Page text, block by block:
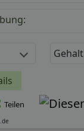
Gehalt
Teilen